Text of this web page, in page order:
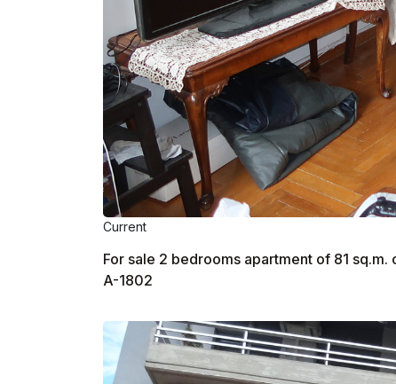
Current
For sale 2 bedrooms apartment of 81
A-1802